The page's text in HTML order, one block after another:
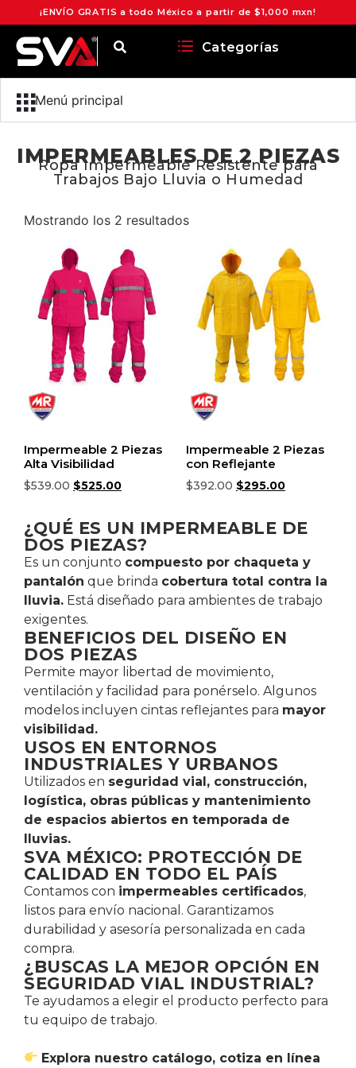
¡ENVÍO GRATIS a todo México a partir de $1,000 mxn!
Categorías
Menú principal
IMPERMEABLES DE 2 PIEZAS
Ropa Impermeable Resistente para
Trabajos Bajo Lluvia o Humedad
Mostrando los 2 resultados
Impermeable 2 Piezas
Alta Visibilidad
$539.00 $525.00
Impermeable 2 Piezas
con Reflejante
$392.00 $295.00
¿QUÉ ES UN IMPERMEABLE DE
DOS PIEZAS?
Es un conjunto compuesto por chaqueta y
pantalón que brinda cobertura total contra la
lluvia. Está diseñado para ambientes de trabajo
exigentes.
BENEFICIOS DEL DISEÑO EN
DOS PIEZAS
Permite mayor libertad de movimiento,
ventilación y facilidad para ponérselo. Algunos
modelos incluyen cintas reflejantes para mayor
visibilidad.
USOS EN ENTORNOS
INDUSTRIALES Y URBANOS
Utilizados en seguridad vial, construcción,
logística, obras públicas y mantenimiento
de espacios abiertos en temporada de
lluvias.
SVA MÉXICO: PROTECCIÓN DE
CALIDAD EN TODO EL PAÍS
Contamos con impermeables certificados,
listos para envío nacional. Garantizamos
durabilidad y asesoría personalizada en cada
compra.
¿BUSCAS LA MEJOR OPCIÓN EN
SEGURIDAD VIAL INDUSTRIAL?
Te ayudamos a elegir el producto perfecto para
tu equipo de trabajo.
Explora nuestro catálogo, cotiza en línea